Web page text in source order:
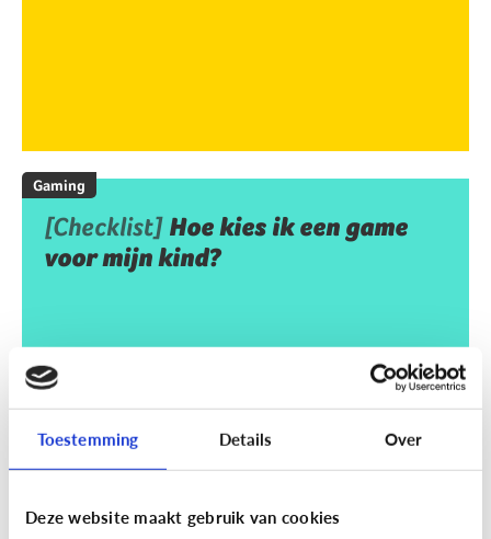
Toestemming Details Over
Deze website maakt gebruik van cookies
Gaming
[Checklist] Hoe kies ik een game
voor mijn kind?